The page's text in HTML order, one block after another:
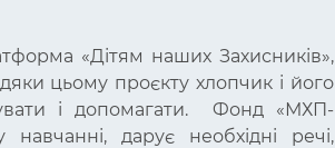
«Дітям наших Захисників»,
цьому проєкту хлопчик і його
і допомагати. Фонд «МХП-
дарує необхідні речі,